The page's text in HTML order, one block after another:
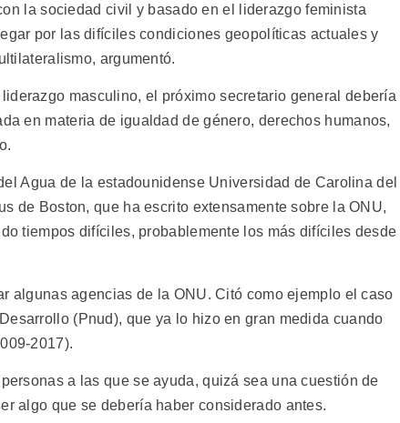
la sociedad civil y basado en el liderazgo feminista
por las difíciles condiciones geopolíticas actuales y
argumentó.
masculino, el próximo secretario general debería
en materia de igualdad de género, derechos humanos,
Agua de la estadounidense Universidad de Carolina del
de Boston, que ha escrito extensamente sobre la ONU,
tiempos difíciles, probablemente los más difíciles desde
algunas agencias de la ONU. Citó como ejemplo el caso
(Pnud), que ya lo hizo en gran medida cuando
2017).
a las que se ayuda, quizá sea una cuestión de
algo que se debería haber considerado antes.